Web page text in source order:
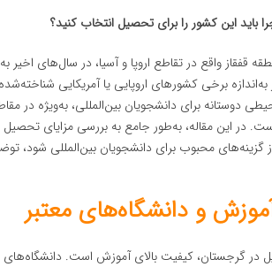
باید این کشور را برای تحصیل انتخاب کنید؟
قفقاز واقع در تقاطع اروپا و آسیا، در سال‌های
برخی کشورهای اروپایی یا آمریکایی
دوستانه برای دانشجویان بین‌المللی، به‌ویژه در
در این مقاله، به‌طور جامع به بررسی مزایای
گزینه‌های محبوب برای دانشجویان بین‌المللی شود،
و دانشگاه‌های معتبر
در گرجستان، کیفیت بالای آموزش است.